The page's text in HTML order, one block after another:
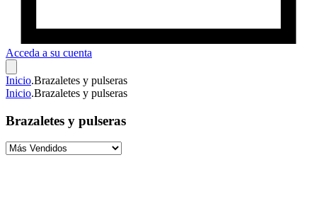
Acceda a su cuenta
Inicio.Brazaletes y pulseras
Inicio.Brazaletes y pulseras
Brazaletes y pulseras